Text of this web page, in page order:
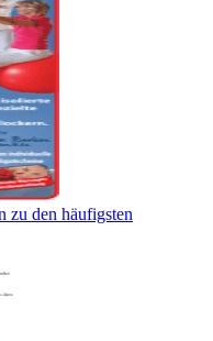
zu den häufigsten